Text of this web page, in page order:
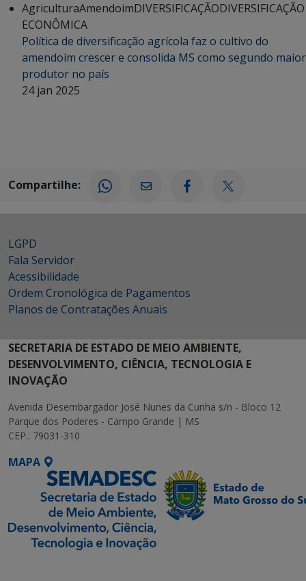
AgriculturaAmendoimDIVERSIFICAÇÃODIVERSIFICAÇÃO
ECONÔMICA
Política de diversificação agrícola faz o cultivo do
amendoim crescer e consolida MS como segundo maior
produtor no país
24 jan 2025
Compartilhe:
LGPD
Fala Servidor
Acessibilidade
Ordem Cronológica de Pagamentos
Planos de Contratações Anuais
SECRETARIA DE ESTADO DE MEIO AMBIENTE,
DESENVOLVIMENTO, CIÊNCIA, TECNOLOGIA E
INOVAÇÃO
Avenida Desembargador José Nunes da Cunha s/n - Bloco 12
Parque dos Poderes - Campo Grande | MS
CEP.: 79031-310
MAPA